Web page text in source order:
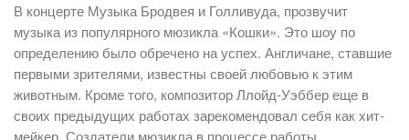
В концерте Музыка Бродвея и Голливуда, прозвучит
музыка из популярного мюзикла «Кошки». Это шоу по
определению было обречено на успех. Англичане, ставшие
первыми зрителями, известны своей любовью к этим
животным. Кроме того, композитор Ллойд-Уэббер еще в
своих предыдущих работах зарекомендовал себя как хит-